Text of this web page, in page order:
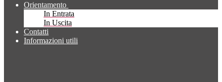
Orientamento
In Entrata
In Uscita
Contatti
Informazioni utili